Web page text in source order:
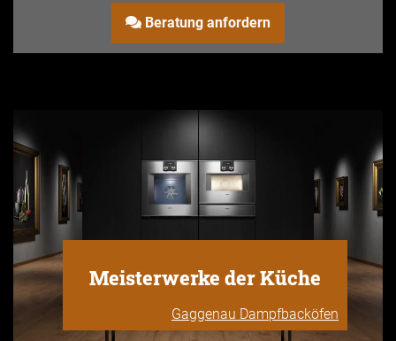
Beratung anfordern
Meisterwerke der Küche
Gaggenau Dampfbacköfen